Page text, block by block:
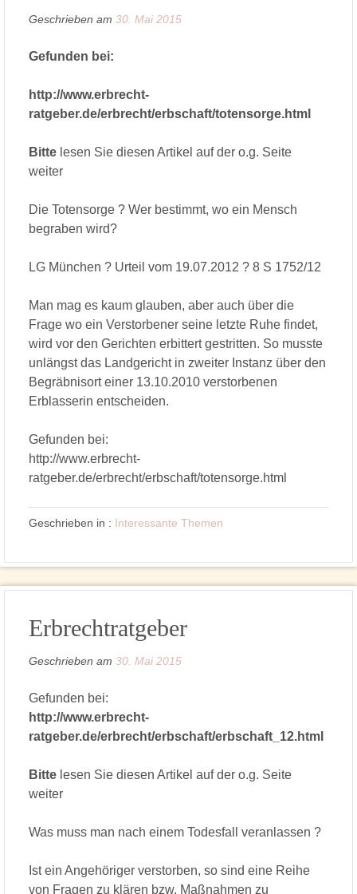
Geschrieben am 30. Mai 2015
Gefunden bei:
http://www.erbrecht-
ratgeber.de/erbrecht/erbschaft/totensorge.html
Bitte lesen Sie diesen Artikel auf der o.g. Seite
weiter
Die Totensorge ? Wer bestimmt, wo ein Mensch
begraben wird?
LG München ? Urteil vom 19.07.2012 ? 8 S 1752/12
Man mag es kaum glauben, aber auch über die
Frage wo ein Verstorbener seine letzte Ruhe findet,
wird vor den Gerichten erbittert gestritten. So musste
unlängst das Landgericht in zweiter Instanz über den
Begräbnisort einer 13.10.2010 verstorbenen
Erblasserin entscheiden.
Gefunden bei:
http://www.erbrecht-
ratgeber.de/erbrecht/erbschaft/totensorge.html
Geschrieben in : Interessante Themen
Erbrechtratgeber
Geschrieben am 30. Mai 2015
Gefunden bei:
http://www.erbrecht-
ratgeber.de/erbrecht/erbschaft/erbschaft_12.html
Bitte lesen Sie diesen Artikel auf der o.g. Seite
weiter
Was muss man nach einem Todesfall veranlassen ?
Ist ein Angehöriger verstorben, so sind eine Reihe
von Fragen zu klären bzw. Maßnahmen zu